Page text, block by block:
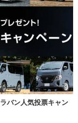
バン人気投票キャン